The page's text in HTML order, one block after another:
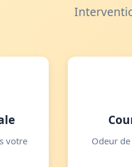
votre
Odeur